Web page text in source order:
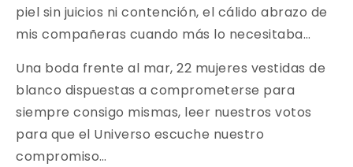
piel sin juicios ni contención, el cálido abrazo de
mis compañeras cuando más lo necesitaba…
Una boda frente al mar, 22 mujeres vestidas de
blanco dispuestas a comprometerse para
siempre consigo mismas, leer nuestros votos
para que el Universo escuche nuestro
compromiso…